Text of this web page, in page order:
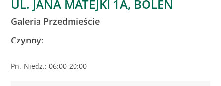
UL. JANA MATEJKI 1A, BOLEŃ
Galeria Przedmieście
Czynny:
Pn.-Niedz.: 06:00-20:00